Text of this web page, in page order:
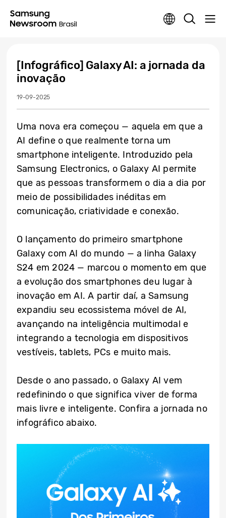
[Infográfico] Galaxy AI: a jornada da
inovação
19-09-2025
Uma nova era começou — aquela em que a
AI define o que realmente torna um
smartphone inteligente. Introduzido pela
Samsung Electronics, o Galaxy AI permite
que as pessoas transformem o dia a dia por
meio de possibilidades inéditas em
comunicação, criatividade e conexão.
O lançamento do primeiro smartphone
Galaxy com AI do mundo — a linha Galaxy
S24 em 2024 — marcou o momento em que
a evolução dos smartphones deu lugar à
inovação em AI. A partir daí, a Samsung
expandiu seu ecossistema móvel de AI,
avançando na inteligência multimodal e
integrando a tecnologia em dispositivos
vestíveis, tablets, PCs e muito mais.
Desde o ano passado, o Galaxy AI vem
redefinindo o que significa viver de forma
mais livre e inteligente. Confira a jornada no
infográfico abaixo.